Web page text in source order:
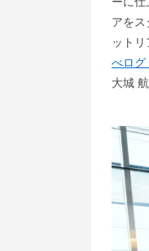
アを
ット
べログ
大城